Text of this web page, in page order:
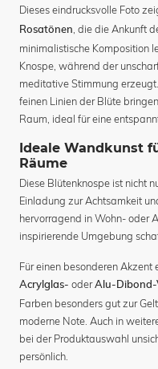
Dieses eindrucksvolle Foto
Rosatönen, die die Ankunft
minimalistische Komposition
Knospe, während der
meditative Stimmung
feinen Linien der Blüte
Raum, ideal für eine
Ideale Wandkunst
Räume
Diese Blütenknospe ist nicht
Einladung zur Achtsamkeit
hervorragend in Wohn- oder
inspirierende Umgebung
Für einen besonderen
Acrylglas- oderAlu-Dibond-
Farben besonders gut zur
moderne Note. Auch in
bei der Produktauswahl
persönlich.